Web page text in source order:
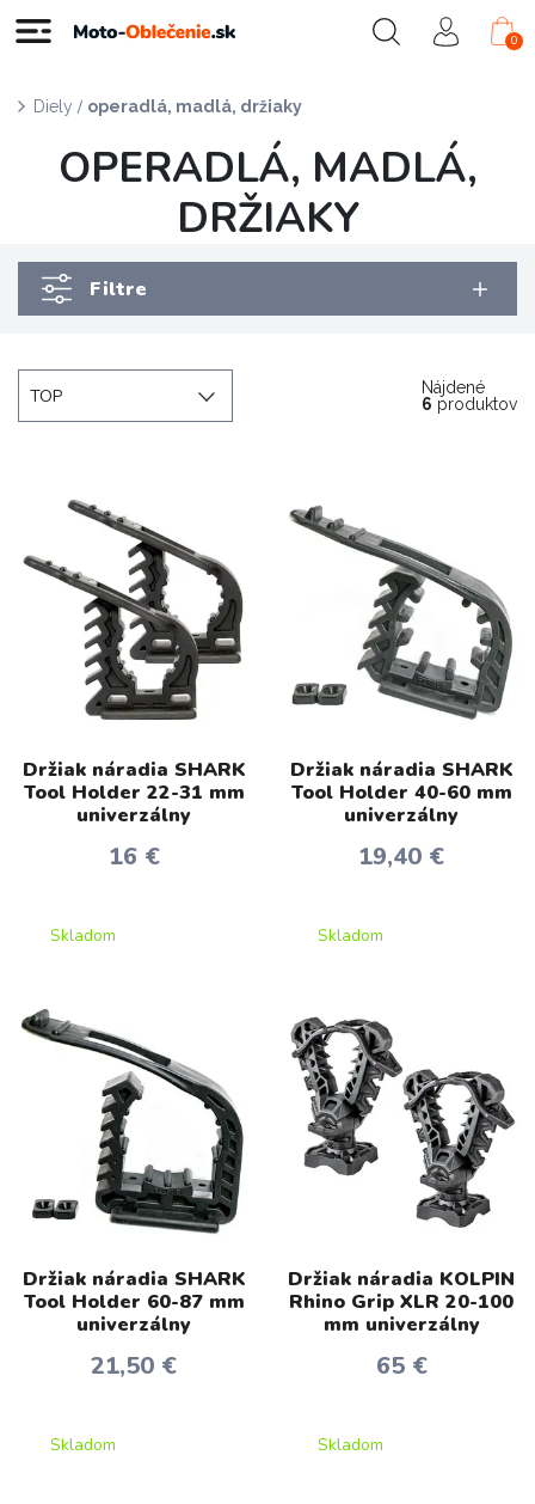
0
Diely / operadlá, madlá, držiaky
OPERADLÁ, MADLÁ,
DRŽIAKY
Filtre
Nájdené
6 produktov
TOP
Držiak náradia SHARK
Tool Holder 22-31 mm
univerzálny
16 €
Skladom
Držiak náradia SHARK
Tool Holder 40-60 mm
univerzálny
19,40 €
Skladom
Držiak náradia SHARK
Tool Holder 60-87 mm
univerzálny
21,50 €
Skladom
Držiak náradia KOLPIN
Rhino Grip XLR 20-100
mm univerzálny
65 €
Skladom